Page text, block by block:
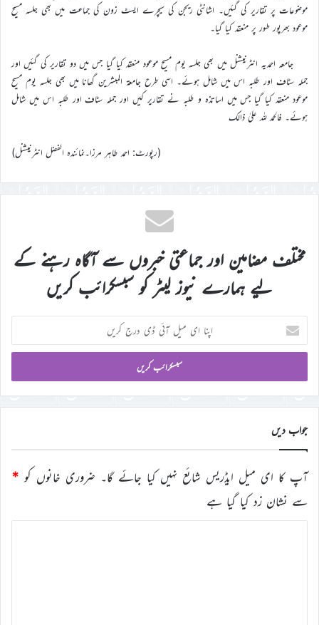
موضوعات پر تقاریر کی گئیں۔ اشانٹی ریجن کی سیچرے ایسٹ زون کی جماعت میں بھی جلسہ مسیح
موعود بھرپور طور پر منعقد کیا گیا۔
جامعہ احمدیہ انٹرنیشنل میں بھی جلسہ یوم مسیح موعود منعقد کیا گیا جس میں دو تقاریر کی گئیں اور
جملہ سٹاف اور طلبہ اس میں شامل ہوئے۔ اسی طرح جامعۃ المبشرین گھانا میں بھی جلسہ یوم مسیح
موعود منعقد کیا گیا جس میں اساتذہ و طلبہ نے تقاریر کیں اور جملہ سٹاف اور طلبہ اس میں شامل
ہوئے۔ فالحمد للہ علیٰ ذالک
(رپورٹ: احمد طاہر مرزا۔نمائندہ الفضل انٹرنیشنل)
مختلف مضامین اور جماعتی خبروں سے آگاہ رہنے کے
لیے ہمارے نیوز لیٹر کو سبسکرائب کریں
اپنا
ای
میل
ڈی
درج
کریں
جواب دیں
آپ کا ای میل ایڈریس شائع نہیں کیا جائے گا۔ ضروری خانوں کو *
سے نشان زد کیا گیا ہے